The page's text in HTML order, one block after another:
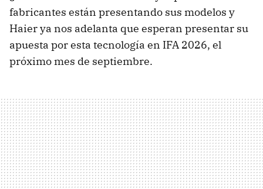
fabricantes están presentando sus modelos y
Haier ya nos adelanta que esperan presentar su
apuesta por esta tecnología en IFA 2026, el
próximo mes de septiembre.